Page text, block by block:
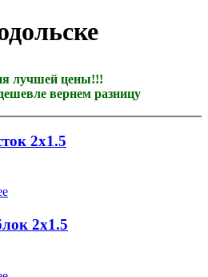
лучшей цены!!!
вернем разницу
2х1.5
2х1.5